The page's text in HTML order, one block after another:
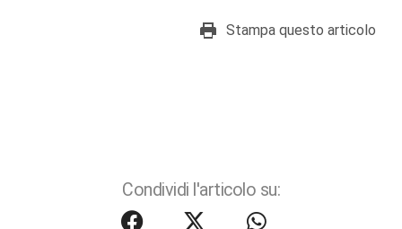
Stampa questo articolo
Condividi l'articolo su: